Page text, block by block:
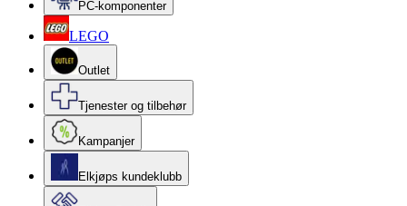
PC-komponenter
LEGO
Outlet
Tjenester og tilbehør
Kampanjer
Elkjøps kundeklubb